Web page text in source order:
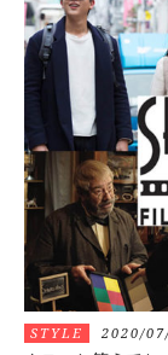
STYLE 2020/